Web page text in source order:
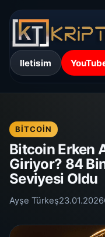
Iletisim
BITCOIN
Bitcoin Erken
Giriyor? 84
Seviyesi Oldu
Ayşe Türkeş23.01.2026